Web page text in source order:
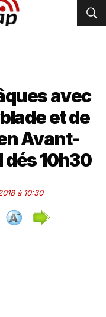
avec
et de
Avant-
dés 10h30
à 10:30